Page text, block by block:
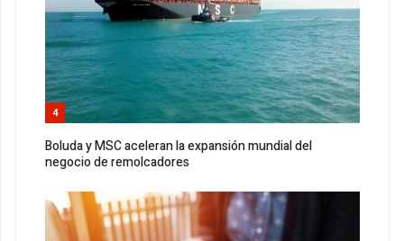
4
Boluda y MSC aceleran la expansión mundial del
negocio de remolcadores